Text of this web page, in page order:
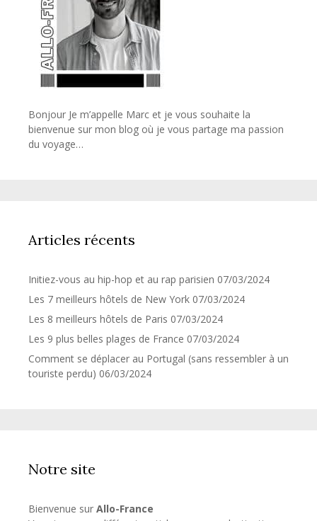
Bonjour Je m’appelle Marc et je vous souhaite la
bienvenue sur mon blog où je vous partage ma passion
du voyage…
Articles récents
Initiez-vous au hip-hop et au rap parisien 07/03/2024
Les 7 meilleurs hôtels de New York 07/03/2024
Les 8 meilleurs hôtels de Paris 07/03/2024
Les 9 plus belles plages de France 07/03/2024
Comment se déplacer au Portugal (sans ressembler à un
touriste perdu) 06/03/2024
Notre site
Bienvenue sur Allo-France